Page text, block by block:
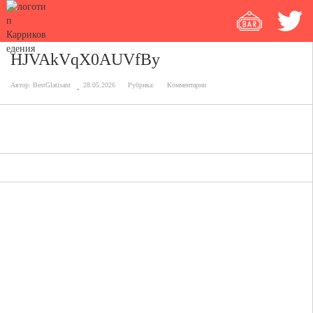
HJVAkVqX0AUVfBy
Автор: BestGlatisant 28.05.2026 Рубрика: Комментарии